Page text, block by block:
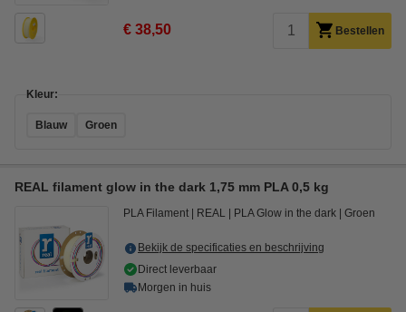
€ 38,50 Bestellen
Kleur:
Blauw Groen
REAL filament glow in the dark 1,75 mm PLA 0,5 kg
PLA Filament REAL PLA Glow in the dark Groen
Bekijk de specificaties en beschrijving
Direct leverbaar
Morgen in huis